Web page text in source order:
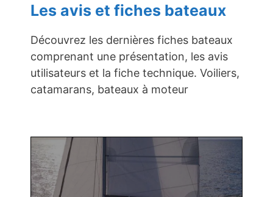
Les avis et fiches bateaux
Découvrez les dernières fiches bateaux
comprenant une présentation, les avis
utilisateurs et la fiche technique. Voiliers,
catamarans, bateaux à moteur